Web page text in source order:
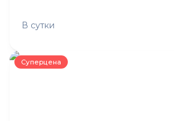
В сутки
Суперцена